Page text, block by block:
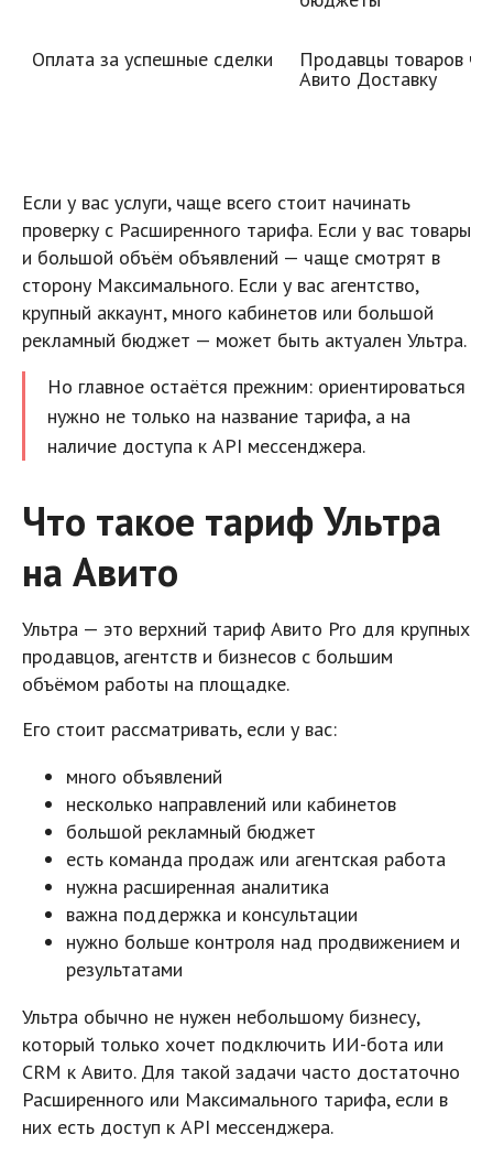
Оплата за успешные сделки Продавцы товаров
Авито Доставку
Если у вас услуги, чаще всего стоит начинать
проверку с Расширенного тарифа. Если у вас товары
и большой объём объявлений — чаще смотрят в
сторону Максимального. Если у вас агентство,
крупный аккаунт, много кабинетов или большой
рекламный бюджет — может быть актуален Ультра.
Но главное остаётся прежним: ориентироваться
нужно не только на название тарифа, а на
наличие доступа к API мессенджера.
Что такое тариф Ультра
на Авито
Ультра — это верхний тариф Авито Pro для крупных
продавцов, агентств и бизнесов с большим
объёмом работы на площадке.
Его стоит рассматривать, если у вас:
много объявлений
несколько направлений или кабинетов
большой рекламный бюджет
есть команда продаж или агентская работа
нужна расширенная аналитика
важна поддержка и консультации
нужно больше контроля над продвижением и
результатами
Ультра обычно не нужен небольшому бизнесу,
который только хочет подключить ИИ-бота или
CRM к Авито. Для такой задачи часто достаточно
Расширенного или Максимального тарифа, если в
них есть доступ к API мессенджера.